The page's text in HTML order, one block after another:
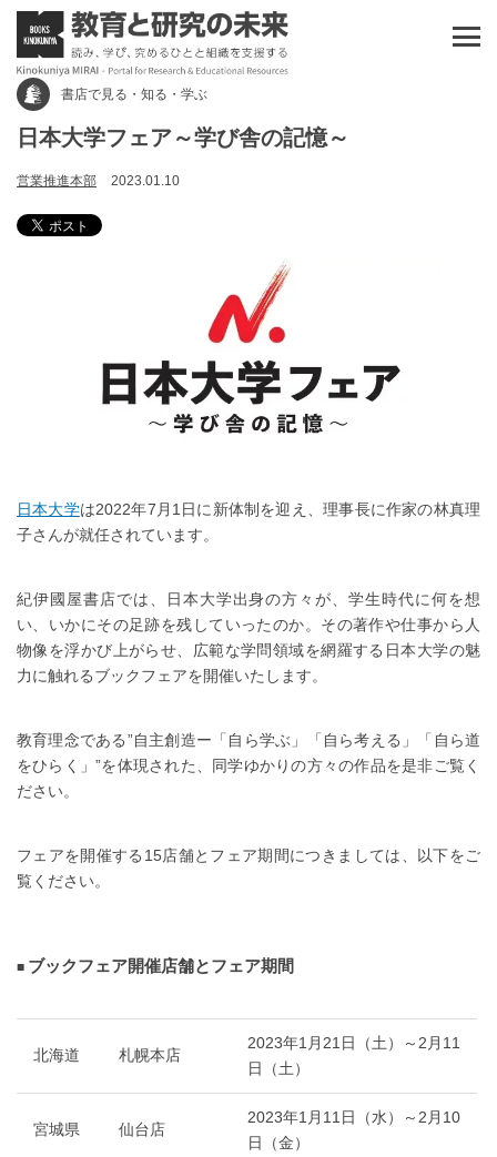
書店で見る・知る・学ぶ
日本大学フェア～学び舎の記憶～
営業推進本部 2023.01.10
日本大学は2022年7月1日に新体制を迎え、理事長に作家の林真理
子さんが就任されています。
紀伊國屋書店では、日本大学出身の方々が、学生時代に何を想
い、いかにその足跡を残していったのか。その著作や仕事から人
物像を浮かび上がらせ、広範な学問領域を網羅する日本大学の魅
力に触れるブックフェアを開催いたします。
教育理念である”自主創造ー「自ら学ぶ」「自ら考える」「自ら道
をひらく」”を体現された、同学ゆかりの方々の作品を是非ご覧く
ださい。
フェアを開催する15店舗とフェア期間につきましては、以下をご
覧ください。
ブックフェア開催店舗とフェア期間
北海道 札幌本店
2023年1月21日（土）～2月11
日（土）
宮城県 仙台店
2023年1月11日（水）～2月10
日（金）